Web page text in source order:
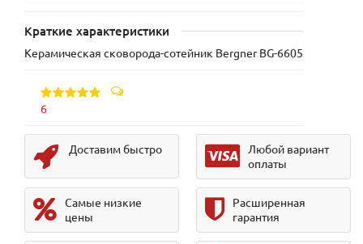
Краткие характеристики
Керамическая сковорода-сотейник Bergner BG-6605
6
Доставим быстро
Любой вариант
оплаты
Самые низкие
цены
Расширенная
гарантия